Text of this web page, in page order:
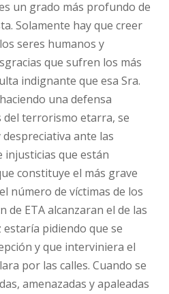
un grado más profundo de
Solamente hay que creer
seres humanos y
que sufren los más
indignante que esa Sra.
una defensa
del terrorismo etarra, se
ante las
injusticias que están
constituye el más grave
número de víctimas de los
de ETA alcanzaran el de las
estaría pidiendo que se
y que interviniera el
por las calles. Cuando se
amenazadas y apaleadas